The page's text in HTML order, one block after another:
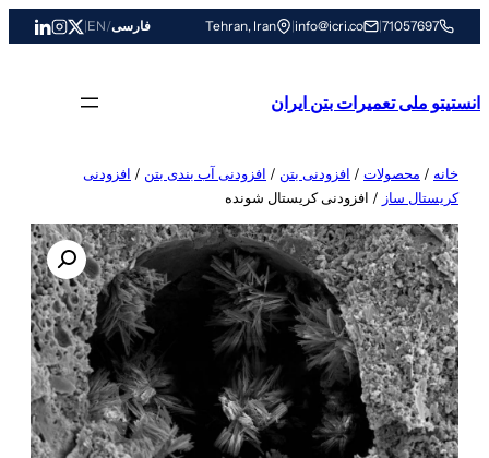
به
71057697
|
info@icri.co
|
Tehran, Iran فارسی/
EN
|
انستیتو ملی تعمیرات بتن ایران
خانه / محصولات / افزودنی بتن / افزودنی آب بندی بتن / افزودنی
کریستال ساز / افزودنی کریستال شونده